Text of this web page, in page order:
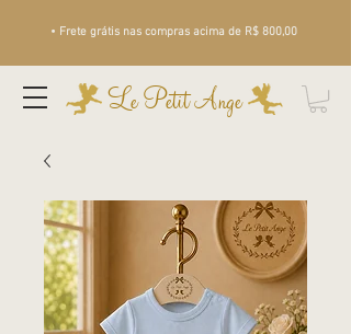
• Frete grátis nas compras acima de R$ 800,00
Le Petit Ange